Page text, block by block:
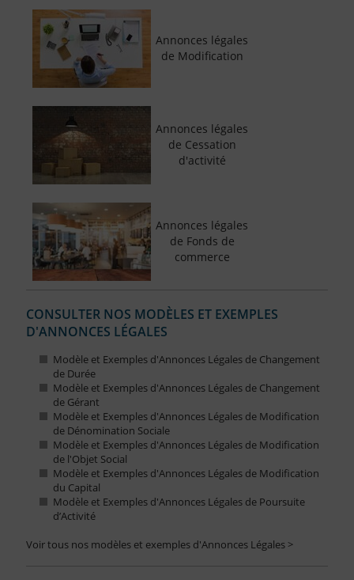
Annonces légales
de Modification
Annonces légales
de Cessation
d'activité
Annonces légales
de Fonds de
commerce
CONSULTER NOS MODÈLES ET EXEMPLES
D'ANNONCES LÉGALES
Modèle et Exemples d'Annonces Légales de Changement
de Durée
Modèle et Exemples d'Annonces Légales de Changement
de Gérant
Modèle et Exemples d'Annonces Légales de Modification
de Dénomination Sociale
Modèle et Exemples d'Annonces Légales de Modification
de l'Objet Social
Modèle et Exemples d'Annonces Légales de Modification
du Capital
Modèle et Exemples d'Annonces Légales de Poursuite
d’Activité
Voir tous nos modèles et exemples d'Annonces Légales >